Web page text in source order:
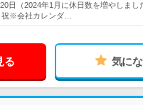
日（2024年1月に休日数を増やしまし
祝※会社カレンダ…
る 気に